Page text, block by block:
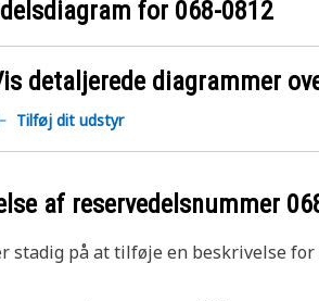
for 068-0812
detaljerede diagrammer
Tilføj dit udstyr
af reservedelsnummer
stadig på at tilføje en beskrivelse for